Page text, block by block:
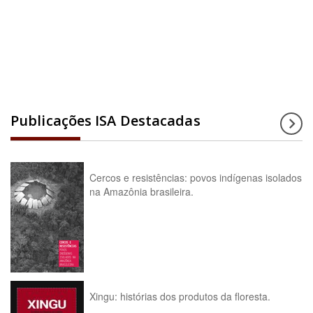
Publicações ISA Destacadas
Cercos e resistências: povos indígenas isolados
na Amazônia brasileira.
Xingu: histórias dos produtos da floresta.